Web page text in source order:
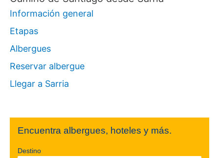
Información general
Etapas
Albergues
Reservar albergue
Llegar a Sarria
Encuentra albergues, hoteles y más.
Destino